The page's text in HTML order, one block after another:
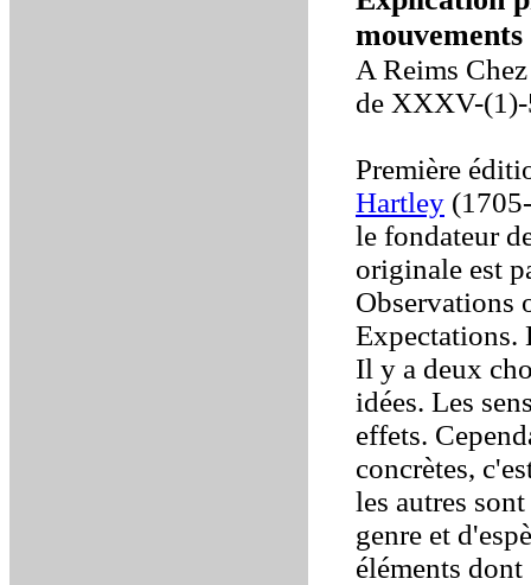
mouvements
A Reims
de XXXV-
Première
Hartley
le fondateur
originale est
Observations
Expectations.
Il y a deux
idées. Les
effets.
concrètes,
les autres
genre et
éléments dont